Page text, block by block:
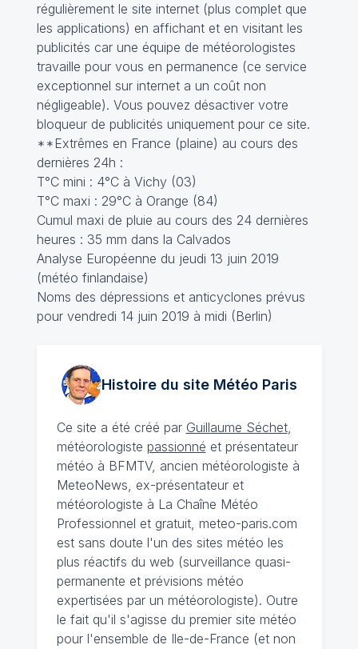
régulièrement le site internet (plus complet que
les applications) en affichant et en visitant les
publicités car une équipe de météorologistes
travaille pour vous en permanence (ce service
exceptionnel sur internet a un coût non
négligeable). Vous pouvez désactiver votre
bloqueur de publicités uniquement pour ce site.
**Extrêmes en France (plaine) au cours des
dernières 24h :
T°C mini : 4°C à Vichy (03)
T°C maxi : 29°C à Orange (84)
Cumul maxi de pluie au cours des 24 dernières
heures : 35 mm dans la Calvados
Analyse Européenne du jeudi 13 juin 2019
(météo finlandaise)
Noms des dépressions et anticyclones prévus
pour vendredi 14 juin 2019 à midi (Berlin)
Histoire du site MétéoParis
Ce site a été créé par Guillaume Séchet,
météorologiste passionné et présentateur
météo à BFMTV, ancien météorologiste à
MeteoNews, ex-présentateur et
météorologiste à La Chaîne Météo
Professionnel et gratuit, meteo-paris.com
est sans doute l'un des sites météo les
plus réactifs du web (surveillance quasi-
permanente et prévisions météo
expertisées par un météorologiste). Outre
le fait qu'il s'agisse du premier site météo
pour l'ensemble de Ile-de-France (et non